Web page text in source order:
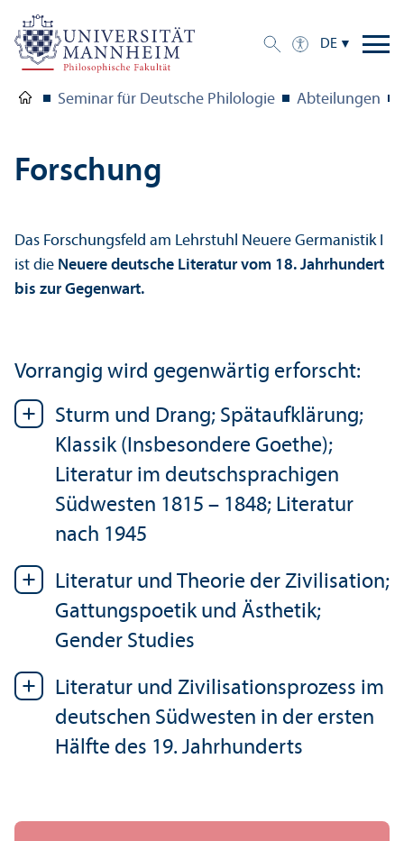
DE
Seminar für Deutsche Philologie Abteilungen
Forschung
Das Forschungs­feld am Lehr­stuhl Neuere Germanistik I
ist die Neuere deutsche Literatur vom 18. Jahrhundert
bis zur Gegenwart.
Vorrangig wird gegenwärtig erforscht:
Sturm und Drang; Spätaufklärung;
Klassik (Insbesondere Goethe);
Literatur im deutschsprach­igen
Südwesten 1815 – 1848; Literatur
nach 1945
Literatur und Theorie der Zivilisation;
Gattungs­poetik und Ästhetik;
Gender Studies
Literatur und Zivilisations­prozess im
deutschen Südwesten in der ersten
Hälfte des 19. Jahrhunderts